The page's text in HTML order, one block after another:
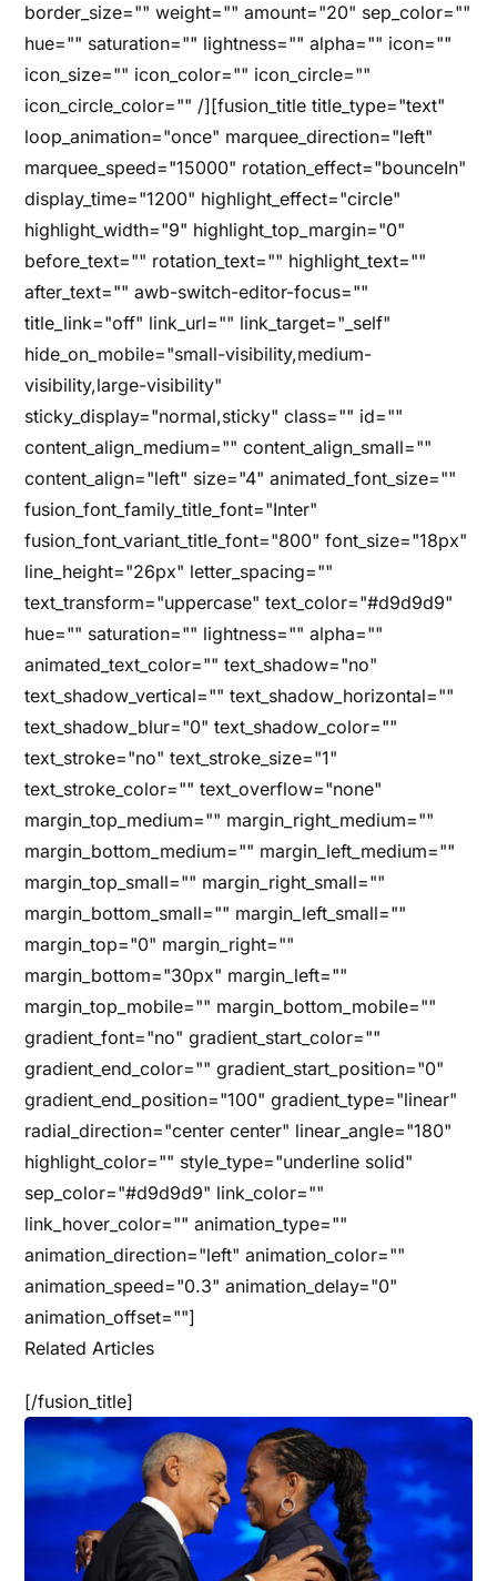
border_size="" weight="" amount="20" sep_color=""
hue="" saturation="" lightness="" alpha="" icon=""
icon_size="" icon_color="" icon_circle=""
icon_circle_color="" /][fusion_title title_type="text"
loop_animation="once" marquee_direction="left"
marquee_speed="15000" rotation_effect="bounceIn"
display_time="1200" highlight_effect="circle"
highlight_width="9" highlight_top_margin="0"
before_text="" rotation_text="" highlight_text=""
after_text="" awb-switch-editor-focus=""
title_link="off" link_url="" link_target="_self"
hide_on_mobile="small-visibility,medium-
visibility,large-visibility"
sticky_display="normal,sticky" class="" id=""
content_align_medium="" content_align_small=""
content_align="left" size="4" animated_font_size=""
fusion_font_family_title_font="Inter"
fusion_font_variant_title_font="800" font_size="18px"
line_height="26px" letter_spacing=""
text_transform="uppercase" text_color="#d9d9d9"
hue="" saturation="" lightness="" alpha=""
animated_text_color="" text_shadow="no"
text_shadow_vertical="" text_shadow_horizontal=""
text_shadow_blur="0" text_shadow_color=""
text_stroke="no" text_stroke_size="1"
text_stroke_color="" text_overflow="none"
margin_top_medium="" margin_right_medium=""
margin_bottom_medium="" margin_left_medium=""
margin_top_small="" margin_right_small=""
margin_bottom_small="" margin_left_small=""
margin_top="0" margin_right=""
margin_bottom="30px" margin_left=""
margin_top_mobile="" margin_bottom_mobile=""
gradient_font="no" gradient_start_color=""
gradient_end_color="" gradient_start_position="0"
gradient_end_position="100" gradient_type="linear"
radial_direction="center center" linear_angle="180"
highlight_color="" style_type="underline solid"
sep_color="#d9d9d9" link_color=""
link_hover_color="" animation_type=""
animation_direction="left" animation_color=""
animation_speed="0.3" animation_delay="0"
animation_offset=""]
Related Articles
[/fusion_title]